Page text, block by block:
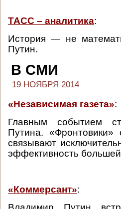
ТАСС – аналитика:
История — не
Путин.
В СМИ
19 НОЯБРЯ 2014
«Независимая газета»:
Главным событием
Путина.
связывают
эффективность большей
«Коммерсант»: